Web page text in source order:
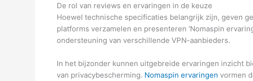
De rol van reviews en ervaringen in de keuze
Hoewel technische specificaties belangrijk zijn, geven
platforms verzamelen en presenteren ‘Nomaspin
ondersteuning van verschillende VPN-aanbieders.
In het bijzonder kunnen uitgebreide ervaringen inzicht
van privacybescherming. Nomaspin ervaringen vormen